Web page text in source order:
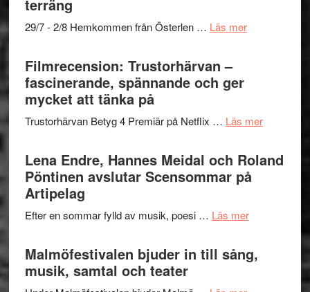
en
hjärtevarm
terräng
29/7 - 2/8 Hemkommen från Österlen … Läs merom
–
Delvis
bortom
terräng
Filmrecension: Trustorhärvan –
fascinerande, spännande och ger
mycket att tänka på
Trustorhärvan Betyg 4 Premiär på Netflix … Läs merom
–
Lena Endre, Hannes Meidal och Roland
Pöntinen avslutar Scensommar på
Artipelag
Efter en sommar fylld av musik, poesi … Läs merom
Hannes
Malmöfestivalen bjuder in till sång,
musik, samtal och teater